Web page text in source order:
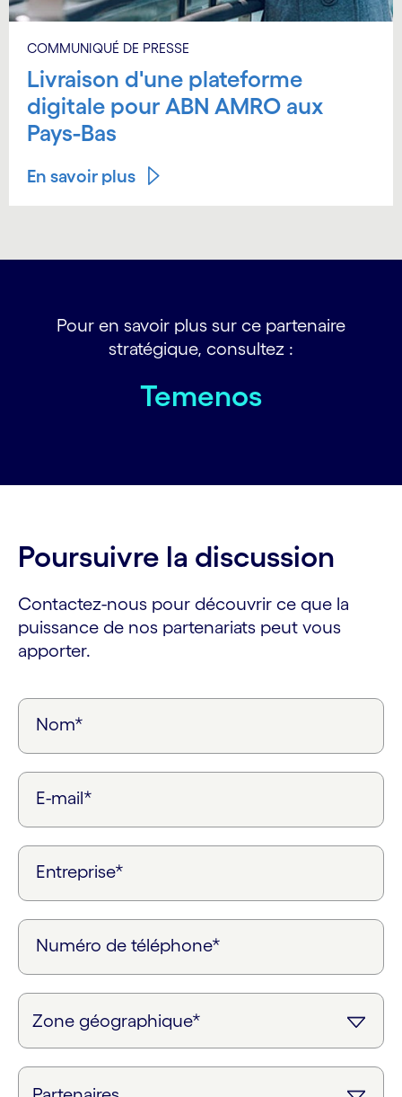
COMMUNIQUÉ DE PRESSE
Livraison d'une plateforme
digitale pour ABN AMRO aux
Pays-Bas
En savoir plus
Pour en savoir plus sur ce partenaire
stratégique, consultez :
Temenos
Poursuivre la discussion
Contactez-nous pour découvrir ce que la
puissance de nos partenariats peut vous
apporter.
Nom*
E-mail*
Entreprise*
Numéro de téléphone*